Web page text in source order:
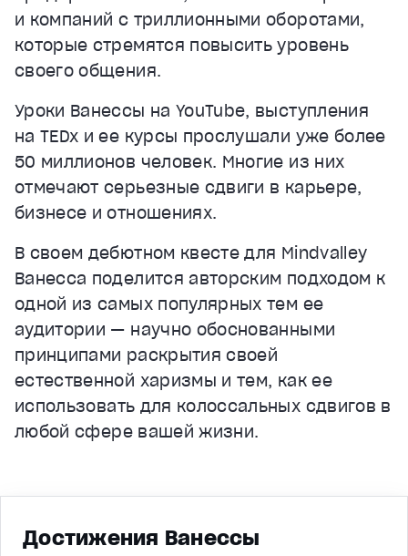
и компаний с триллионными оборотами,
которые стремятся повысить уровень
своего общения.
Уроки Ванессы на YouTube, выступления
на TEDx и ее курсы прослушали уже более
50 миллионов человек. Многие из них
отмечают серьезные сдвиги в карьере,
бизнесе и отношениях.
В своем дебютном квесте для Mindvalley
Ванесса поделится авторским подходом к
одной из самых популярных тем ее
аудитории — научно обоснованными
принципами раскрытия своей
естественной харизмы и тем, как ее
использовать для колоссальных сдвигов в
любой сфере вашей жизни.
Достижения Ванессы